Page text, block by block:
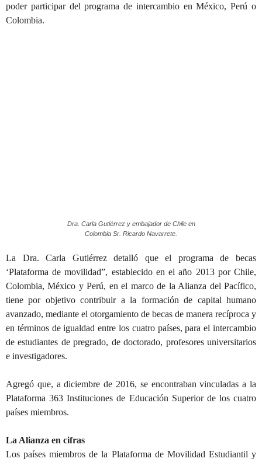
poder participar del programa de intercambio en México, Perú o
Colombia.
Dra. Carla Gutiérrez y embajador de Chile en
Colombia Sr. Ricardo Navarrete.
La Dra. Carla Gutiérrez detalló que el programa de becas
‘Plataforma de movilidad”, establecido en el año 2013 por Chile,
Colombia, México y Perú, en el marco de la Alianza del Pacífico,
tiene por objetivo contribuir a la formación de capital humano
avanzado, mediante el otorgamiento de becas de manera recíproca y
en términos de igualdad entre los cuatro países, para el intercambio
de estudiantes de pregrado, de doctorado, profesores universitarios
e investigadores.
Agregó que, a diciembre de 2016, se encontraban vinculadas a la
Plataforma 363 Instituciones de Educación Superior de los cuatro
países miembros.
La Alianza en cifras
Los países miembros de la Plataforma de Movilidad Estudiantil y